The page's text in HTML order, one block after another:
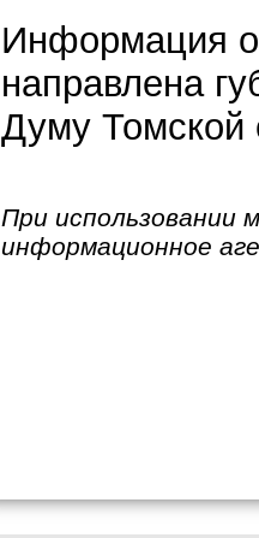
Информация о
направлена
Думу Томской
При использовании
информационное